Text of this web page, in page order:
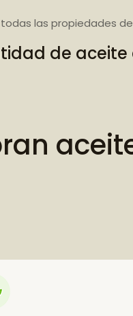
las propiedades
de aceite